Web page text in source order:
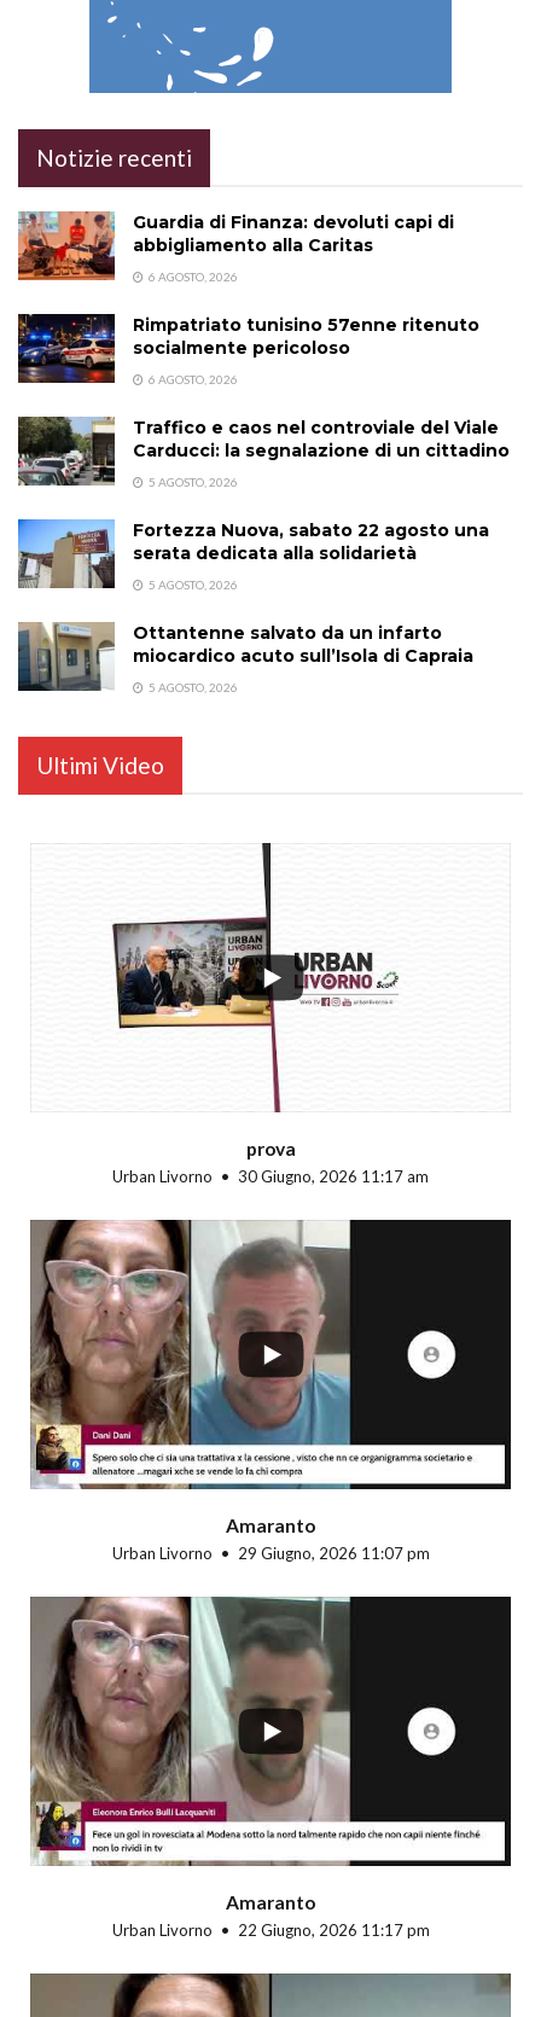
Notizie recenti
Guardia di Finanza: devoluti capi di
abbigliamento alla Caritas
6 AGOSTO, 2026
Rimpatriato tunisino 57enne ritenuto
socialmente pericoloso
6 AGOSTO, 2026
Traffico e caos nel controviale del Viale
Carducci: la segnalazione di un cittadino
5 AGOSTO, 2026
Fortezza Nuova, sabato 22 agosto una
serata dedicata alla solidarietà
5 AGOSTO, 2026
Ottantenne salvato da un infarto
miocardico acuto sull’Isola di Capraia
5 AGOSTO, 2026
Ultimi Video
prova
Urban Livorno 30 Giugno, 2026 11:17 am
Amaranto
Urban Livorno 29 Giugno, 2026 11:07 pm
Amaranto
Urban Livorno 22 Giugno, 2026 11:17 pm